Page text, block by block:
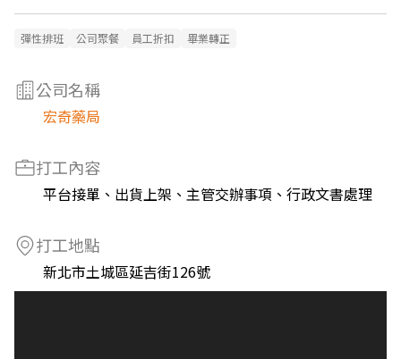
彈性排班 公司聚餐 員工折扣 畢業轉正
公司名稱
宏奇藥局
打工內容
平台接單、出貨上架、主管交辦事項、行政文書處理
打工地點
新北市土城區延吉街126號